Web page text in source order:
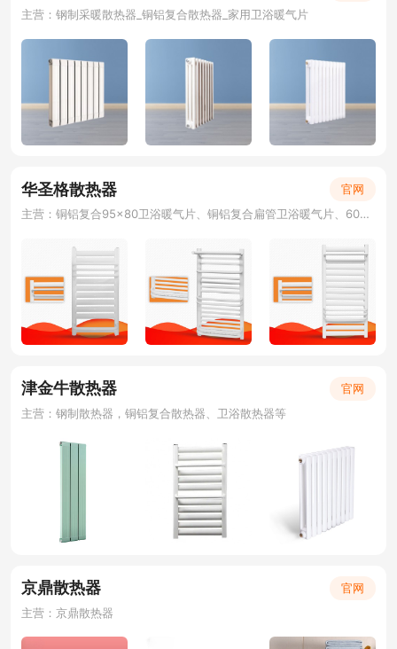
主营：钢制采暖散热器_铜铝复合散热器_家用卫浴暖气片
华圣格散热器
官网
主营：铜铝复合95×80卫浴暖气片、铜铝复合扁管卫浴暖气片、60平卫浴暖气片、钢制置物架暖气片、电热毛巾架、卫浴散热器、小背篓散热器
津金牛散热器
官网
主营：钢制散热器，铜铝复合散热器、卫浴散热器等
京鼎散热器
官网
主营：京鼎散热器